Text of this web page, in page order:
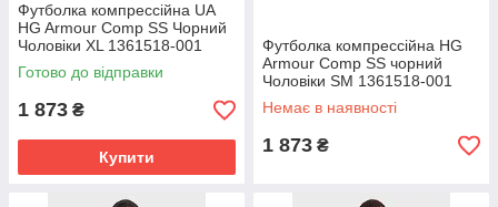
Футболка компрессійна UA
HG Armour Comp SS Чорний
Чоловіки XL 1361518-001
Готово до відправки
1 873 ₴
Купити
Футболка компрессійна HG
Armour Comp SS чорний
Чоловіки SM 1361518-001
Немає в наявності
1 873 ₴